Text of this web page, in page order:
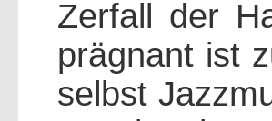
Zerfall der
prägnant ist
selbst